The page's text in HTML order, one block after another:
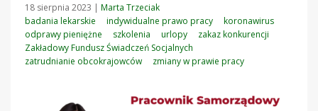
18 sierpnia 2023 | Marta Trzeciak
badania lekarskie
indywidualne prawo pracy
koronawirus
odprawy pieniężne
szkolenia urlopy
zakaz konkurencji
Zakładowy Fundusz Świadczeń Socjalnych
zatrudnianie obcokrajowców
zmiany w prawie pracy